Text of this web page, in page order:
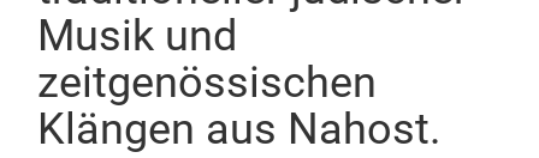
Musik und
zeitgenössischen
Klängen aus Nahost.